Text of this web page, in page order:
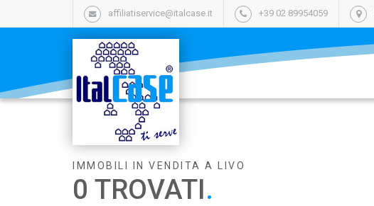
affiliatiservice@italcase.it +39 02 89954059
IMMOBILI IN VENDITA A LIVO
0 TROVATI.